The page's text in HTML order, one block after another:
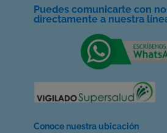
Puedes comunicarte con
directamente a nuestra
Conoce nuestra ubicación